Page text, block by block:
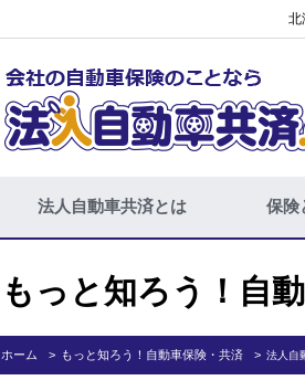
北
法人自動車共済とは 保険
もっと知ろう！自
ホーム もっと知ろう！自動車保険・共済 法人自